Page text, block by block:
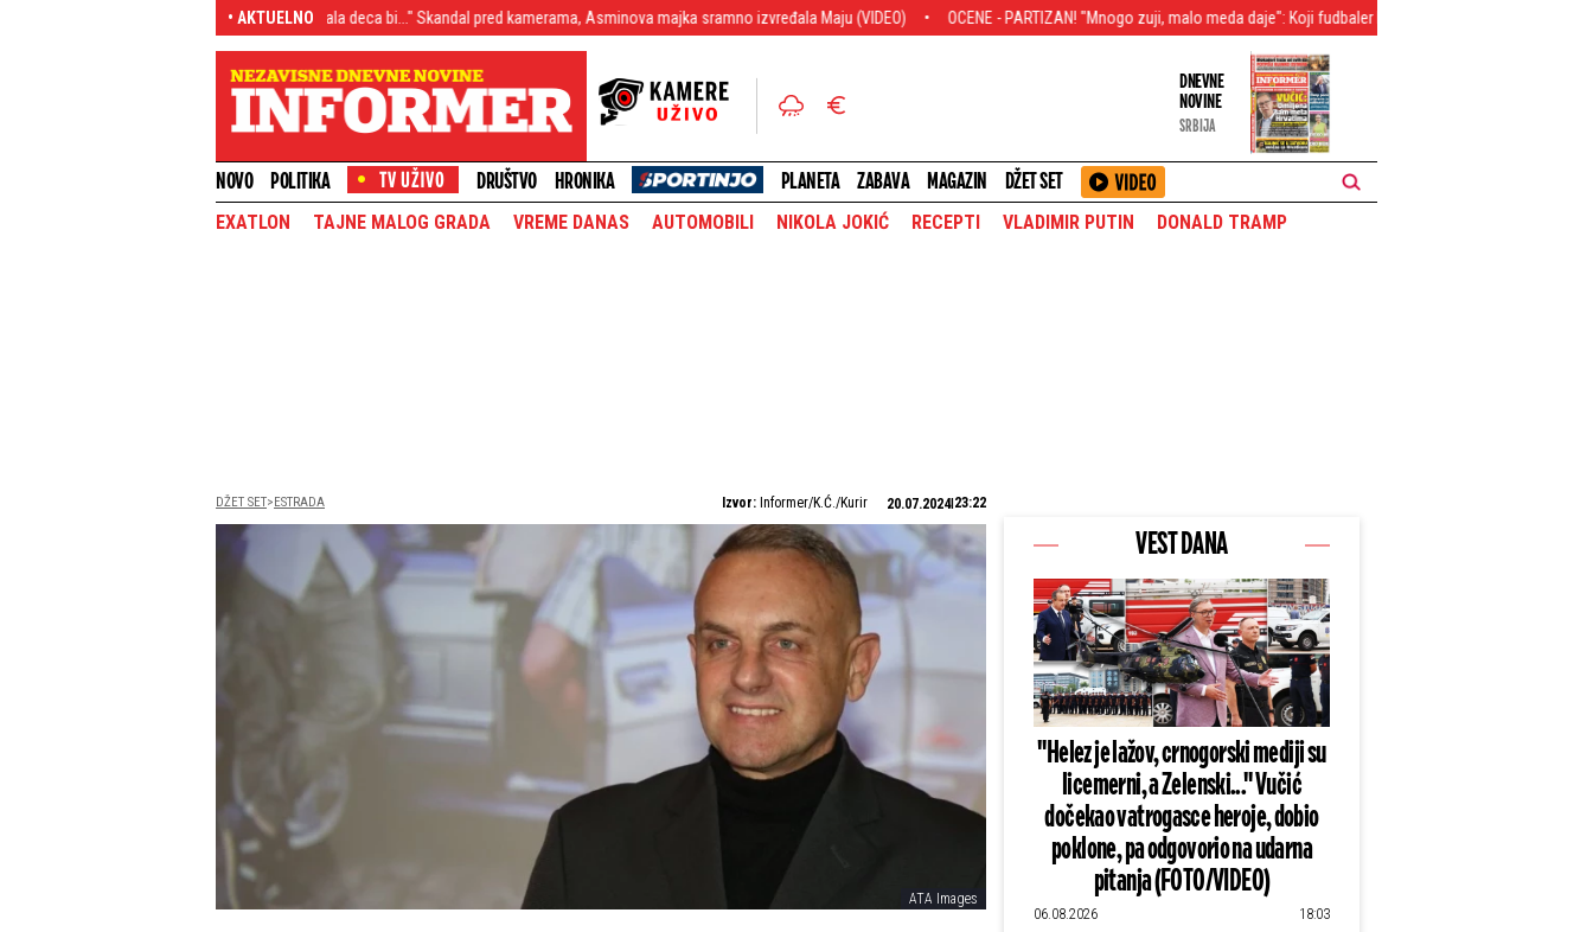
• AKTUELNO
"Da nisi abortirala deca bi..." Skandal pred kamerama, Asminova majka sramno izvređala Maju (VIDEO) OCENE - PARTIZAN! "Mnogo zuji, malo meda daje": Koji fudbaler Partizana je dobio najnižu ocenu protiv Tobola?
DNEVNE
NOVINE
SRBIJA
NOVO POLITIKA DRUŠTVO HRONIKA PLANETA ZABAVA MAGAZIN DŽET SET
EXATLON TAJNE MALOG GRADA VREME DANAS AUTOMOBILI NIKOLA JOKIĆ RECEPTI VLADIMIR PUTIN DONALD TRAMP
DŽET SET ESTRADA Izvor: Informer/K.Ć./Kurir 20.07.2024 23:22
ATA Images
VEST DANA
"Helez je lažov, crnogorski mediji su
licemerni, a Zelenski..." Vučić
dočekao vatrogasce heroje, dobio
poklone, pa odgovorio na udarna
pitanja (FOTO/VIDEO)
06.08.2026 18:03